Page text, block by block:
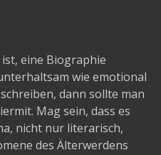
eine Biographie
wie emotional
dann sollte man
Mag sein, dass es
nicht nur literarisch,
des Älterwerdens